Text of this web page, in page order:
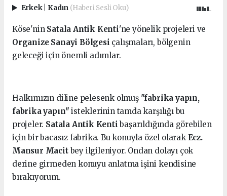
Erkek Kadın (Haberi Sesli Oku)
Köse'nin Satala Antik Kenti'ne yönelik projeleri ve
Organize Sanayi Bölgesi çalışmaları, bölgenin
geleceği için önemli adımlar.
Halkımızın diline pelesenk olmuş "fabrika yapın,
fabrika yapın"isteklerinin tamda karşılığı bu
projeler. Satala Antik Kentibaşarıldığında görebilen
için bir bacasız fabrika. Bu konuyla özel olarak Ecz.
Mansur Macitbey ilgileniyor. Ondan dolayı çok
derine girmeden konuyu anlatma işini kendisine
bırakıyorum.